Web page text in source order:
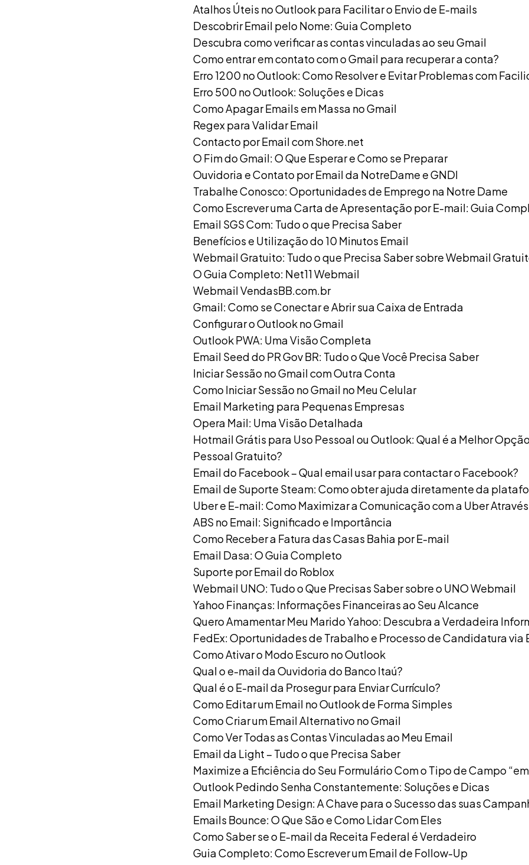
Atalhos Úteis no Outlook para Facilitar o Envio de E-mails
Descobrir Email pelo Nome: Guia Completo
Descubra como verificar as contas vinculadas ao seu Gmail
Como entrar em contato com o Gmail para recuperar a conta?
Erro 1200 no Outlook: Como Resolver e Evitar Problemas com
Erro 500 no Outlook: Soluções e Dicas
Como Apagar Emails em Massa no Gmail
Regex para Validar Email
Contacto por Email com Shore.net
O Fim do Gmail: O Que Esperar e Como se Preparar
Ouvidoria e Contato por Email da NotreDame e GNDI
Trabalhe Conosco: Oportunidades de Emprego na Notre Dame
Como Escrever uma Carta de Apresentação por E-mail: Guia
Email SGS Com: Tudo o que Precisa Saber
Benefícios e Utilização do 10 Minutos Email
Webmail Gratuito: Tudo o que Precisa Saber sobre Webmail
O Guia Completo: Net11 Webmail
Webmail VendasBB.com.br
Gmail: Como se Conectar e Abrir sua Caixa de Entrada
Configurar o Outlook no Gmail
Outlook PWA: Uma Visão Completa
Email Seed do PR Gov BR: Tudo o Que Você Precisa Saber
Iniciar Sessão no Gmail com Outra Conta
Como Iniciar Sessão no Gmail no Meu Celular
Email Marketing para Pequenas Empresas
Opera Mail: Uma Visão Detalhada
Hotmail Grátis para Uso Pessoal ou Outlook: Qual é a Melhor
Pessoal Gratuito?
Email do Facebook – Qual email usar para contactar o Facebook?
Email de Suporte Steam: Como obter ajuda diretamente da
Uber e E-mail: Como Maximizar a Comunicação com a Uber
ABS no Email: Significado e Importância
Como Receber a Fatura das Casas Bahia por E-mail
Email Dasa: O Guia Completo
Suporte por Email do Roblox
Webmail UNO: Tudo o Que Precisas Saber sobre o UNO Webmail
Yahoo Finanças: Informações Financeiras ao Seu Alcance
Quero Amamentar Meu Marido Yahoo: Descubra a Verdadeira
FedEx: Oportunidades de Trabalho e Processo de Candidatura via
Como Ativar o Modo Escuro no Outlook
Qual o e-mail da Ouvidoria do Banco Itaú?
Qual é o E-mail da Prosegur para Enviar Currículo?
Como Editar um Email no Outlook de Forma Simples
Como Criar um Email Alternativo no Gmail
Como Ver Todas as Contas Vinculadas ao Meu Email
Email da Light – Tudo o que Precisa Saber
Maximize a Eficiência do Seu Formulário Com o Tipo de Campo
Outlook Pedindo Senha Constantemente: Soluções e Dicas
Email Marketing Design: A Chave para o Sucesso das suas
Emails Bounce: O Que São e Como Lidar Com Eles
Como Saber se o E-mail da Receita Federal é Verdadeiro
Guia Completo: Como Escrever um Email de Follow-Up